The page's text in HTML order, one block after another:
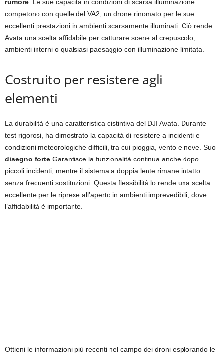
rumore . Le sue capacità in condizioni di scarsa illuminazione
competono con quelle del VA2, un drone rinomato per le sue
eccellenti prestazioni in ambienti scarsamente illuminati. Ciò rende
Avata una scelta affidabile per catturare scene al crepuscolo,
ambienti interni o qualsiasi paesaggio con illuminazione limitata.
Costruito per resistere agli
elementi
La durabilità è una caratteristica distintiva del DJI Avata. Durante
test rigorosi, ha dimostrato la capacità di resistere a incidenti e
condizioni meteorologiche difficili, tra cui pioggia, vento e neve. Suo
disegno forte Garantisce la funzionalità continua anche dopo
piccoli incidenti, mentre il sistema a doppia lente rimane intatto
senza frequenti sostituzioni. Questa flessibilità lo rende una scelta
eccellente per le riprese all’aperto in ambienti imprevedibili, dove
l’affidabilità è importante.
Ottieni le informazioni più recenti nel campo dei droni esplorando le